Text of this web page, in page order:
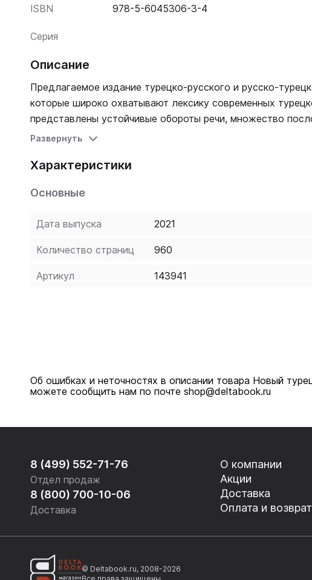
ISBN 978-5-6045306-3-4
Серия
Описание
Предлагаемое издание турецко-русского и русско-
которые широко охватывают лексику современных
представлены устойчивые обороты речи, множество
учащихся, специалистов и всех заинтересованных в
Развернуть
Характеристики
Основные
Дата выпуска 2021
Количество страниц 960
Артикул 143941
Об ошибках и неточностях в описании товара Новый
можете сообщить нам по почте shop@deltabook.ru
8 (499) 552-71-76
Отдел продаж
8 (800) 700-10-06
Доставка
О компании
Акции
Доставка
Оплата и возврат
© Deltabook.ru, 2008-2026